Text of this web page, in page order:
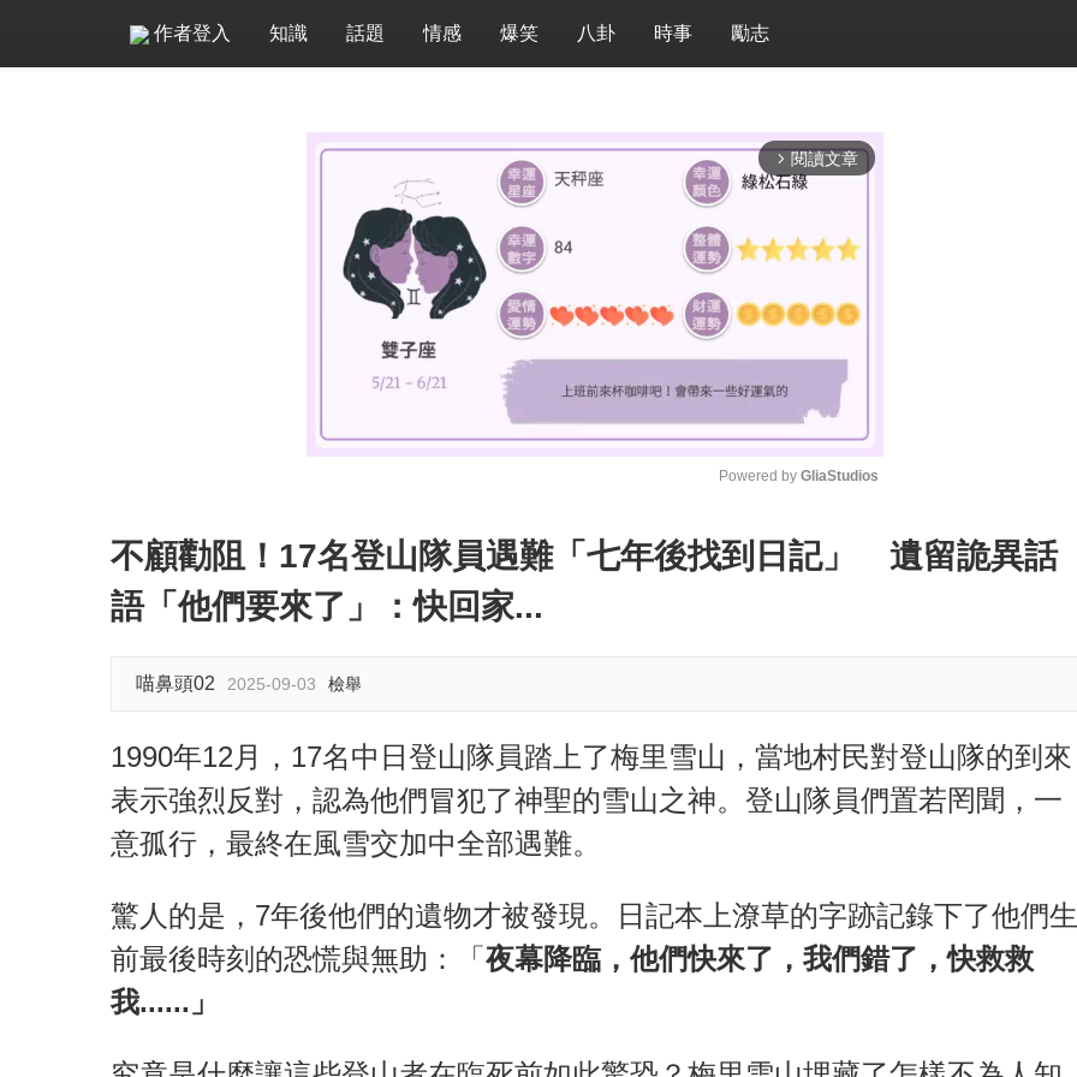
作者登入 知識 話題 情感 爆笑 八卦 時事 勵志
arrow_forward_ios 閱讀文章
M
u
Powered by GliaStudios
不顧勸阻！17名登山隊員遇難「七年後找到日記」 遺留詭異話
語「他們要來了」：快回家...
喵鼻頭02 2025-09-03 檢舉
1990年12月，17名中日登山隊員踏上了梅里雪山，當地村民對登山隊的到來
表示強烈反對，認為他們冒犯了神聖的雪山之神。登山隊員們置若罔聞，一
意孤行，最終在風雪交加中全部遇難。
驚人的是，7年後他們的遺物才被發現。日記本上潦草的字跡記錄下了他們生
前最後時刻的恐慌與無助：「 夜幕降臨，他們快來了，我們錯了，快救救
我......」